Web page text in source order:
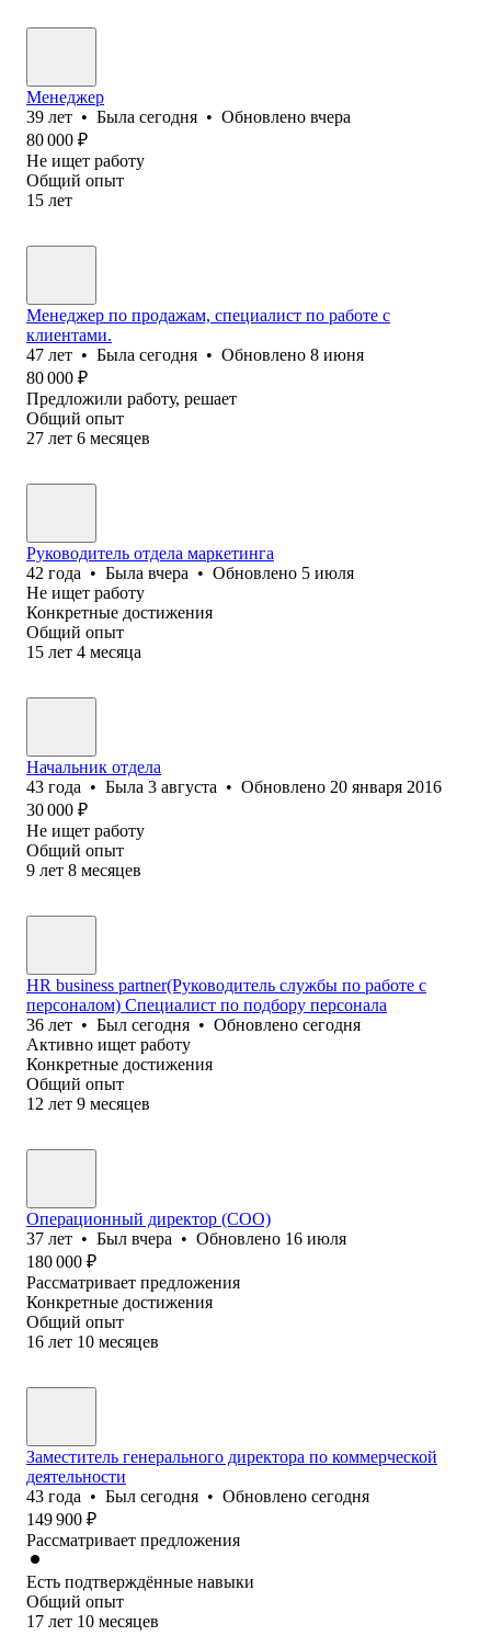
Менеджер
39 лет • Была сегодня • Обновлено вчера
80 000 ₽
Не ищет работу
Общий опыт
15 лет
Менеджер по продажам, специалист по работе с
клиентами.
47 лет • Была сегодня • Обновлено 8 июня
80 000 ₽
Предложили работу, решает
Общий опыт
27 лет 6 месяцев
Руководитель отдела маркетинга
42 года • Была вчера • Обновлено 5 июля
Не ищет работу
Конкретные достижения
Общий опыт
15 лет 4 месяца
Начальник отдела
43 года • Была 3 августа • Обновлено 20 января 2016
30 000 ₽
Не ищет работу
Общий опыт
9 лет 8 месяцев
HR business partner(Руководитель службы по работе с
персоналом) Специалист по подбору персонала
36 лет • Был сегодня • Обновлено сегодня
Активно ищет работу
Конкретные достижения
Общий опыт
12 лет 9 месяцев
Операционный директор (COO)
37 лет • Был вчера • Обновлено 16 июля
180 000 ₽
Рассматривает предложения
Конкретные достижения
Общий опыт
16 лет 10 месяцев
Заместитель генерального директора по коммерческой
деятельности
43 года • Был сегодня • Обновлено сегодня
149 900 ₽
Рассматривает предложения
Есть подтверждённые навыки
Общий опыт
17 лет 10 месяцев